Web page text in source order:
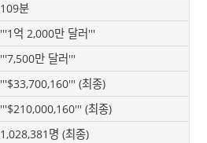
109분
'''1억 2,000만 달러'''
'''7,500만 달러'''
'''$33,700,160''' (최종)
'''$210,000,160''' (최종)
1,028,381명 (최종)